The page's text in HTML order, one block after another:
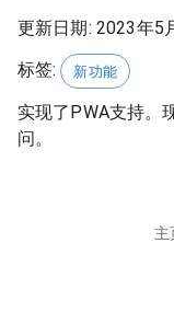
更新日期: 2023年5
标签: 新功能
实现了PWA支持。
问。
主